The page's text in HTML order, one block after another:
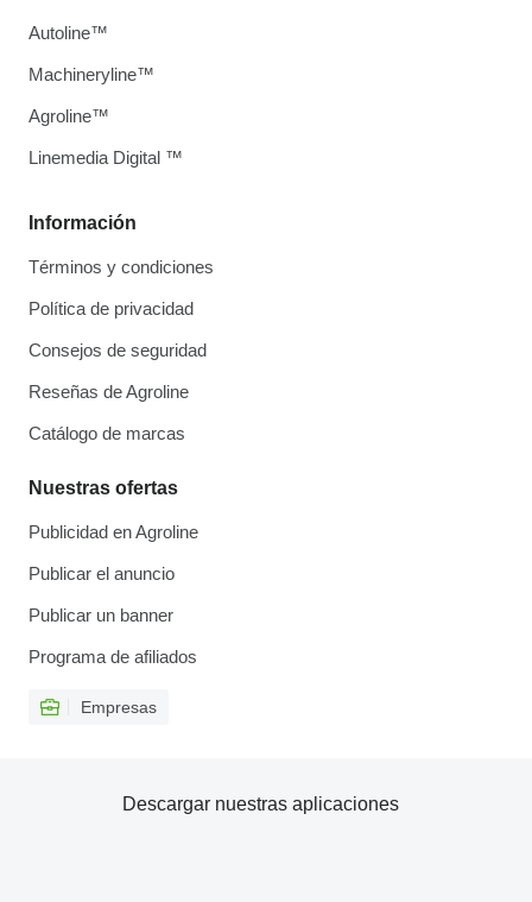
Información
Términos y condiciones
Política de privacidad
Consejos de seguridad
Reseñas de Agroline
Catálogo de marcas
Nuestras ofertas
Publicidad en Agroline
Publicar el anuncio
Publicar un banner
Programa de afiliados
Empresas
Autoline™
Machineryline™
Agroline™
Linemedia Digital ™
Descargar nuestras aplicaciones